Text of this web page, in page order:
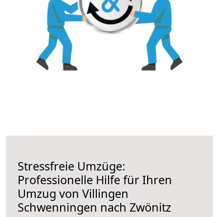
Stressfreie Umzüge:
Professionelle Hilfe für Ihren
Umzug von Villingen
Schwenningen nach Zwönitz